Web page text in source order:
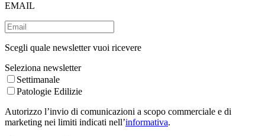
EMAIL
Scegli quale newsletter vuoi ricevere
Seleziona newsletter
Settimanale
Patologie Edilizie
Autorizzo l’invio di comunicazioni a scopo commerciale e di
marketing nei limiti indicati nell’informativa.